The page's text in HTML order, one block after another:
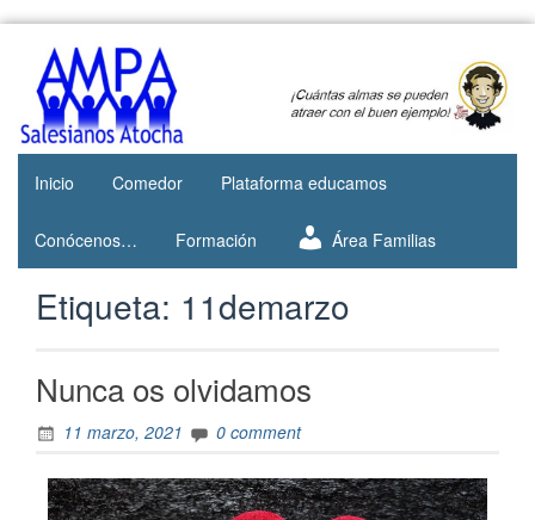
AMPA
Salesianos
Atocha
Web del
AMPA del
Colegio
Salesianos
de Atocha
Inicio
Comedor Plataforma educamos
Conócenos… Formación Área Familias
Etiqueta: 11demarzo
Nunca os olvidamos
11 marzo, 2021 0 comment